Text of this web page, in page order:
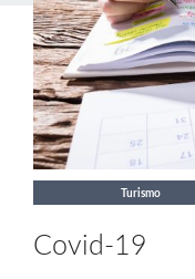
Turismo
Covid-19